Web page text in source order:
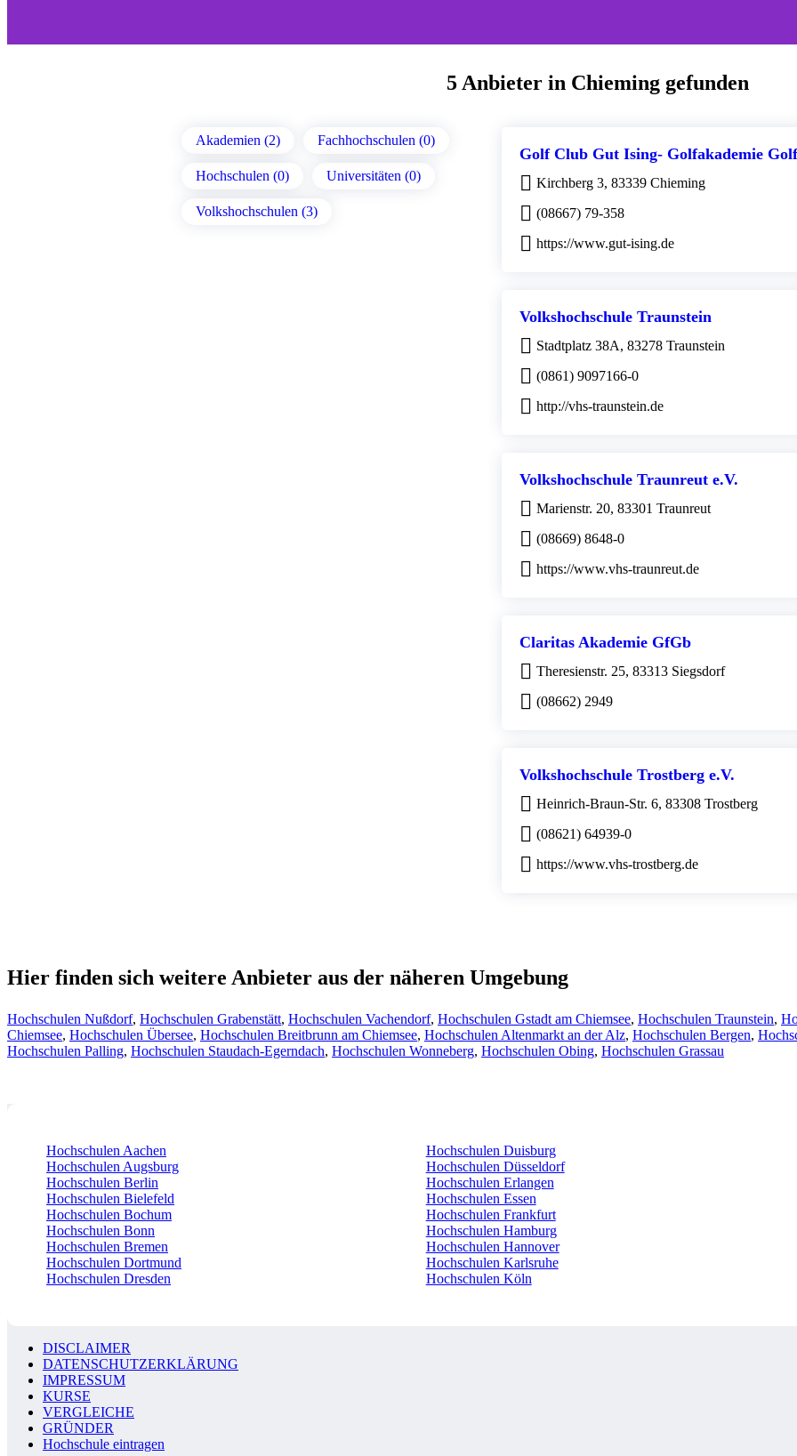
5 Anbieter in Chieming gefunden
Akademien (2) Fachhochschulen (0)
Hochschulen (0) Universitäten (0)
Volkshochschulen (3)
Golf Club Gut Ising- Golfakademie
Kirchberg 3, 83339 Chieming
(08667) 79-358
https://www.gut-ising.de
Volkshochschule Traunstein
Stadtplatz 38A, 83278 Traunstein
(0861) 9097166-0
http://vhs-traunstein.de
Volkshochschule Traunreut e.V.
Marienstr. 20, 83301 Traunreut
(08669) 8648-0
https://www.vhs-traunreut.de
Claritas Akademie GfGb
Theresienstr. 25, 83313 Siegsdorf
(08662) 2949
Volkshochschule Trostberg e.V.
Heinrich-Braun-Str. 6, 83308 Trostberg
(08621) 64939-0
https://www.vhs-trostberg.de
Hier finden sich weitere Anbieter aus der näheren Umgebung
Hochschulen Nußdorf, Hochschulen Grabenstätt, Hochschulen Vachendorf, Hochschulen Gstadt am Chiemsee, Hochschulen Traunstein,
Chiemsee, Hochschulen Übersee, Hochschulen Breitbrunn am Chiemsee, Hochschulen Altenmarkt an der Alz, Hochschulen Bergen,
Hochschulen Palling, Hochschulen Staudach-Egerndach, Hochschulen Wonneberg, Hochschulen Obing, Hochschulen Grassau
Hochschulen Aachen
Hochschulen Augsburg
Hochschulen Berlin
Hochschulen Bielefeld
Hochschulen Bochum
Hochschulen Bonn
Hochschulen Bremen
Hochschulen Dortmund
Hochschulen Dresden
Hochschulen Duisburg
Hochschulen Düsseldorf
Hochschulen Erlangen
Hochschulen Essen
Hochschulen Frankfurt
Hochschulen Hamburg
Hochschulen Hannover
Hochschulen Karlsruhe
Hochschulen Köln
DISCLAIMER
DATENSCHUTZERKLÄRUNG
IMPRESSUM
KURSE
VERGLEICHE
GRÜNDER
Hochschule eintragen